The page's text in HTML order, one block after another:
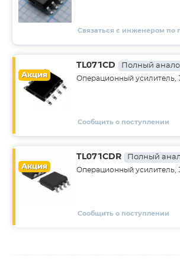
Связаться с инженером по
Акция
TL071CD Полный
Операционный усилитель,
Сообщить о поступлении
Акция
TL071CDR Полный
Операционный усилитель,
Сообщить о поступлении